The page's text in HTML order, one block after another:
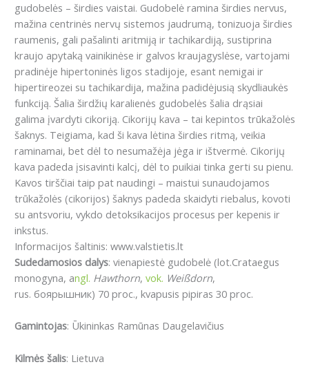
gudobelės – širdies vaistai. Gudobelė ramina širdies nervus,
mažina centrinės nervų sistemos jaudrumą, tonizuoja širdies
raumenis, gali pašalinti aritmiją ir tachikardiją, sustiprina
kraujo apytaką vainikinėse ir galvos kraujagyslėse, vartojami
pradinėje hipertoninės ligos stadijoje, esant nemigai ir
hipertireozei su tachikardija, mažina padidėjusią skydliaukės
funkciją. Šalia širdžių karalienės gudobelės šalia drąsiai
galima įvardyti cikoriją. Cikorijų kava – tai kepintos trūkažolės
šaknys. Teigiama, kad ši kava lėtina širdies ritmą, veikia
raminamai, bet dėl to nesumažėja jėga ir ištvermė. Cikorijų
kava padeda įsisavinti kalcį, dėl to puikiai tinka gerti su pienu.
Kavos tirščiai taip pat naudingi – maistui sunaudojamos
trūkažolės (cikorijos) šaknys padeda skaidyti riebalus, kovoti
su antsvoriu, vykdo detoksikacijos procesus per kepenis ir
inkstus.
Informacijos šaltinis: www.valstietis.lt
Sudedamosios dalys: vienapiestė gudobelė (lot.Crataegus
monogyna, angl. Hawthorn, vok. Weißdorn,
rus. боярышник) 70 proc., kvapusis pipiras 30 proc.
Gamintojas: Ūkininkas Ramūnas Daugelavičius
Kilmės šalis: Lietuva